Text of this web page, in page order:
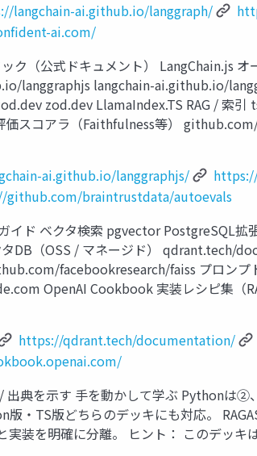
langchain-ai.github.io/langgraph/
ai.com/
ク（公式ドキュメント） LangChain.js
langgraphjs langchain-ai.github.io/
zod.dev LlamaIndex.TS RAG / 索
スコアラ（Faithfulness等）
ai.github.io/langgraphjs/
github.com/braintrustdata/autoevals
イド ベクタ検索 pgvector PostgreSQL
（OSS / マネージド） qdrant.tech/
facebookresearch/faiss プロンプ
OpenAI Cookbook 実装レシピ集
https://qdrant.tech/documentation/
出典を示す 手を動かして学ぶ Python
・TS版どちらのデッキにも対応。
実装を明確に分離。 ヒント： このデッ